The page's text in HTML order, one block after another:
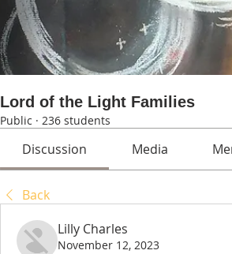
Lord of the Light Families
Public · 236 students
Discussion Media
Back
Lilly Charles
November 12, 2023